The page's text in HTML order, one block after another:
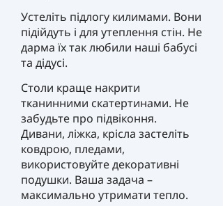
Устеліть підлогу килимами. Вони
підійдуть і для утеплення стін. Не
дарма їх так любили наші бабусі
та дідусі.
Столи краще накрити
тканинними скатертинами. Не
забудьте про підвіконня.
Дивани, ліжка, крісла застеліть
ковдрою, пледами,
використовуйте декоративні
подушки. Ваша задача –
максимально утримати тепло.